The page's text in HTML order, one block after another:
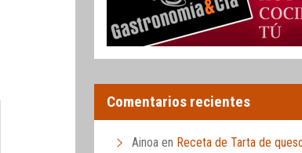
Comentarios recientes
Ainoa en Receta de Tarta de